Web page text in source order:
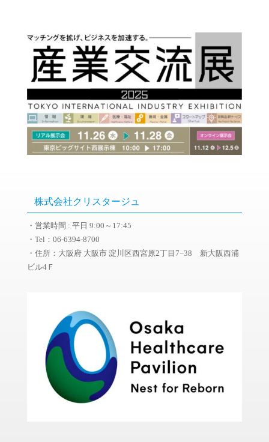
株式会社クリスタージュ
・営業時間 : 平日 9:00～17:45
・Tel：06-6394-8700
・住所：大阪府 大阪市 淀川区西宮原2丁目7−38 新大阪西浦
ビル4Ｆ